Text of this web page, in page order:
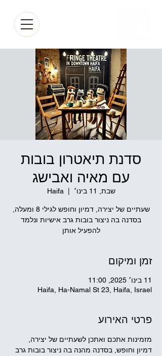
סדנת תיאטרון בובות
עם מאיה ואבישג
שבת, 11 בינו׳ Haifa
שעתיים של יצירה, דמיון וחופש לגילי 8 ומעלה,
בסדנה בה ניצור בובות גרב אישיות ונלמד
להפעיל אותן
זמן ומיקום
11 בינו׳ 2025, 11:00
Haifa, Ha-Namal St 23, Haifa, Israel
פרטי האירוע
מזמינות אתכם ואתכן לשעתיים של יצירה,
דמיון וחופש, בסדנה מהנה בה ניצור בובות גרב